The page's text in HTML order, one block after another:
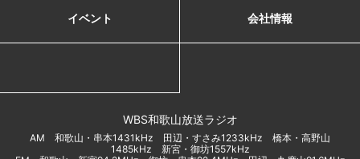
イベント 会社情報
WBS和歌山放送ラジオ
AM 和歌山・串本1431kHz 田辺・すさみ1233kHz 橋本・高野山
1485kHz 新宮・御坊1557kHz